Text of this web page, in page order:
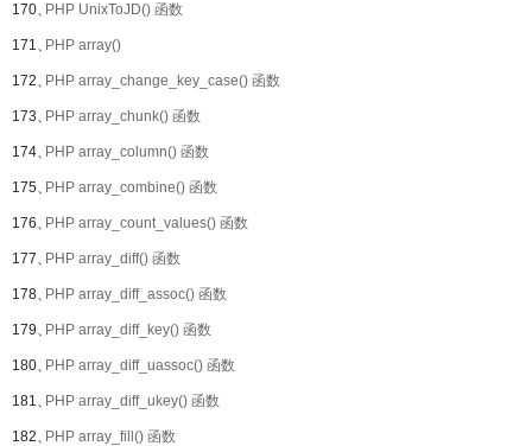
170、PHP UnixToJD() 函数
171、PHP array()
172、PHP array_change_key_case() 函数
173、PHP array_chunk() 函数
174、PHP array_column() 函数
175、PHP array_combine() 函数
176、PHP array_count_values() 函数
177、PHP array_diff() 函数
178、PHP array_diff_assoc() 函数
179、PHP array_diff_key() 函数
180、PHP array_diff_uassoc() 函数
181、PHP array_diff_ukey() 函数
182、PHP array_fill() 函数